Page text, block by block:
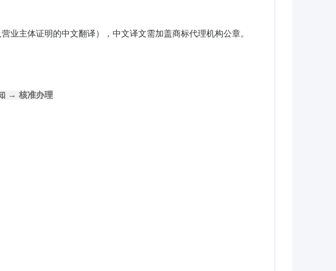
主体证明的中文翻译），中文译文需加盖商标代理机构公章。
→ 核准办理